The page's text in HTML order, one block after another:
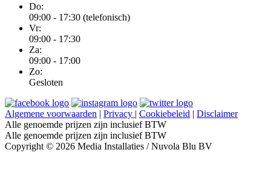
Do:
09:00 - 17:30 (telefonisch)
Vr:
09:00 - 17:30
Za:
09:00 - 17:00
Zo:
Gesloten
Algemene voorwaarden | Privacy | Cookiebeleid | Disclaimer
Alle genoemde prijzen zijn inclusief BTW
Alle genoemde prijzen zijn inclusief BTW
Copyright © 2026 Media Installaties / Nuvola Blu BV